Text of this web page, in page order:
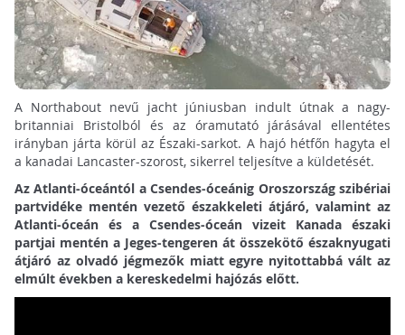
A Northabout nevű jacht júniusban indult útnak a nagy-
britanniai Bristolból és az óramutató járásával ellentétes
irányban járta körül az Északi-sarkot. A hajó hétfőn hagyta el
a kanadai Lancaster-szorost, sikerrel teljesítve a küldetését.
Az Atlanti-óceántól a Csendes-óceánig Oroszország szibériai
partvidéke mentén vezető északkeleti átjáró, valamint az
Atlanti-óceán és a Csendes-óceán vizeit Kanada északi
partjai mentén a Jeges-tengeren át összekötő északnyugati
átjáró az olvadó jégmezők miatt egyre nyitottabbá vált az
elmúlt években a kereskedelmi hajózás előtt.